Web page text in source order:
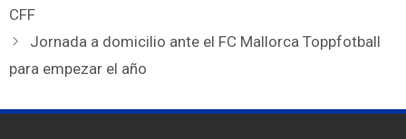
CFF
Jornada a domicilio ante el FC Mallorca Toppfotball
para empezar el año